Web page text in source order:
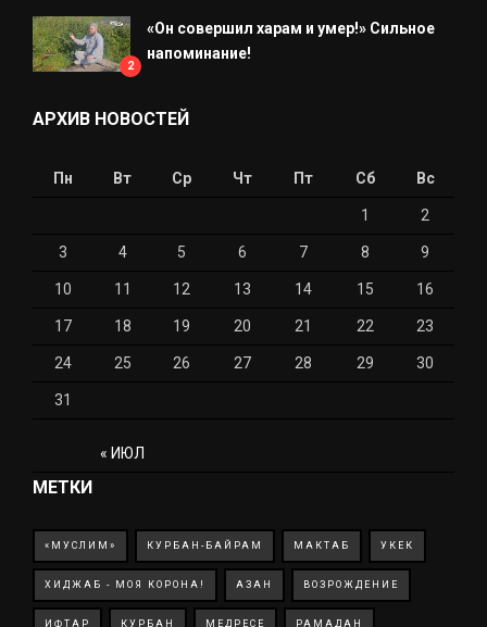
2
«Он совершил харам и умер!» Сильное
напоминание!
АРХИВ НОВОСТЕЙ
Пн Вт Ср Чт Пт Сб Вс
« ИЮЛ
1 2
3 4 5 6 7 8 9
10 11 12 13 14 15 16
17 18 19 20 21 22 23
24 25 26 27 28 29 30
31
МЕТКИ
«МУСЛИМ» КУРБАН-БАЙРАМ МАКТАБ УКЕК
ХИДЖАБ - МОЯ КОРОНА! АЗАН ВОЗРОЖДЕНИЕ
ИФТАР КУРБАН МЕДРЕСЕ РАМАДАН